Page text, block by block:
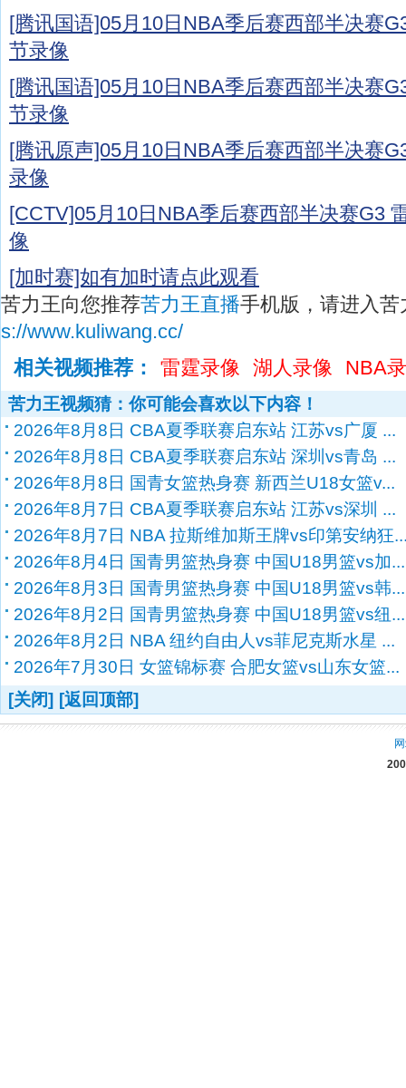
[腾讯国语]05月10日NBA季后赛西部半决赛
节录像
[腾讯国语]05月10日NBA季后赛西部半决赛
节录像
[腾讯原声]05月10日NBA季后赛西部半决赛
录像
[CCTV]05月10日NBA季后赛西部半决赛G3
像
[加时赛]如有加时请点此观看
苦力王向您推荐苦力王直播手机版，请进入
s://www.kuliwang.cc/
相关视频推荐：
雷霆录像 湖人录像 NBA
苦力王视频猜：你可能会喜欢以下内容！
2026年8月8日 CBA夏季联赛启东站 江苏vs广厦 ...
2026年8月8日 CBA夏季联赛启东站 深圳vs青岛 ...
2026年8月8日 国青女篮热身赛 新西兰U18女篮v...
2026年8月7日 CBA夏季联赛启东站 江苏vs深圳 ...
2026年8月7日 NBA 拉斯维加斯王牌vs印第安纳狂
2026年8月4日 国青男篮热身赛 中国U18男篮vs加...
2026年8月3日 国青男篮热身赛 中国U18男篮vs韩...
2026年8月2日 国青男篮热身赛 中国U18男篮vs纽...
2026年8月2日 NBA 纽约自由人vs菲尼克斯水星 ...
2026年7月30日 女篮锦标赛 合肥女篮vs山东女篮...
[关闭] [返回顶部]